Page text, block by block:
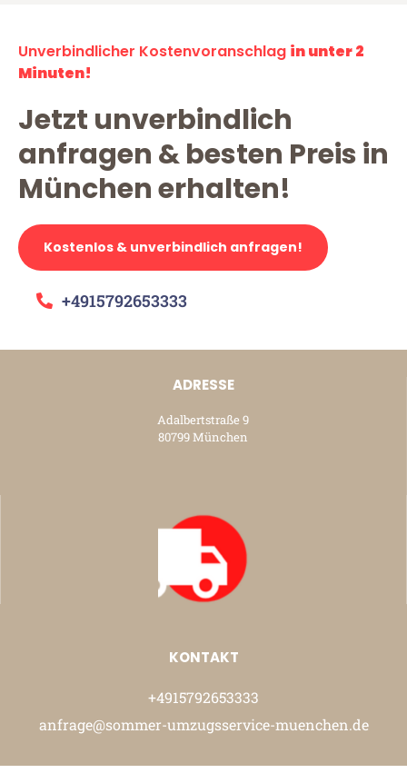
Unverbindlicher Kostenvoranschlag in unter 2
Minuten!
Jetzt unverbindlich
anfragen & besten Preis in
München erhalten!
Kostenlos & unverbindlich anfragen!
+4915792653333
ADRESSE
Adalbertstraße 9
80799 München
KONTAKT
+4915792653333
anfrage@sommer-umzugsservice-muenchen.de